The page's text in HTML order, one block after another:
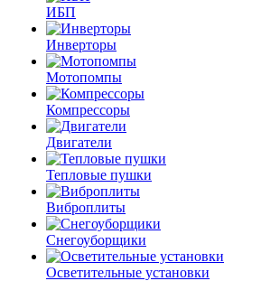
ИБП
Инверторы
Мотопомпы
Компрессоры
Двигатели
Тепловые пушки
Виброплиты
Снегоуборщики
Осветительные установки